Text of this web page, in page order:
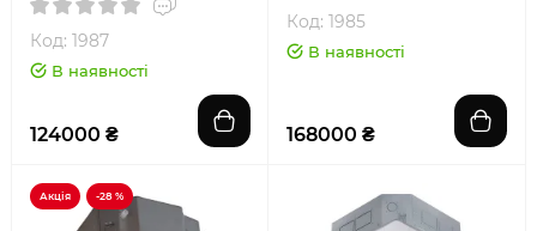
Код: 1987
В наявності
124000 ₴
Код: 1985
В наявності
168000 ₴
Акція -28 %